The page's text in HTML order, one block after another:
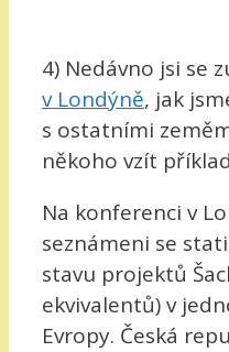
4) Nedávno jsi se
v Londýně, jak
s ostatními
někoho vzít
Na konferenci v
seznámeni se
stavu projektů
ekvivalentů) v
Evropy. Česká